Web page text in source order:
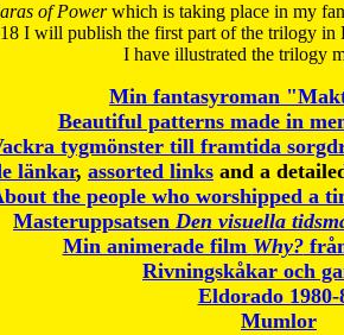
of Powerwhich is taking place in my
I will publish the first part of the trilogy in
I have illustrated the trilogy
Min fantasyroman
Beautiful patterns made in
tygmönster till framtida
länkar, assorted links and a
the people who worshipped a
Masteruppsatsen Den visuella
Min animerade film Why?
Rivningskåkar och
Eldorado 1980-
Mumlor